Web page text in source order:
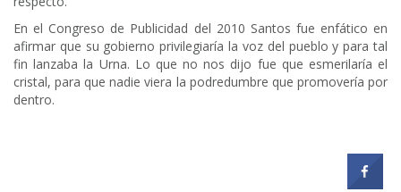
En el Congreso de Publicidad del 2010 Santos fue enfático en
afirmar que su gobierno privilegiaría la voz del pueblo y para tal
fin lanzaba la Urna. Lo que no nos dijo fue que esmerilaría el
cristal, para que nadie viera la podredumbre que promovería por
dentro.